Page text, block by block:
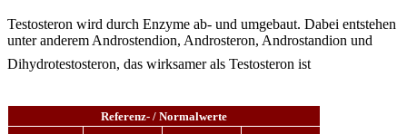
Testosteron wird durch Enzyme ab- und umgebaut. Dabei entstehen
unter anderem Androstendion, Androsteron, Androstandion und
Dihydrotestosteron, das wirksamer als Testosteron ist
Referenz- / Normalwerte